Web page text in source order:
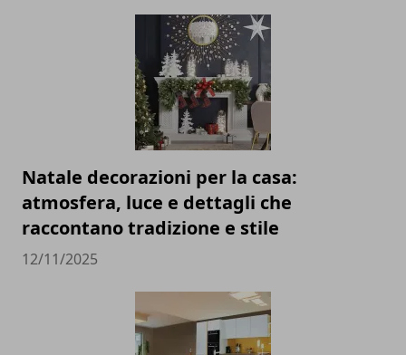
Natale decorazioni per la casa:
atmosfera, luce e dettagli che
raccontano tradizione e stile
12/11/2025